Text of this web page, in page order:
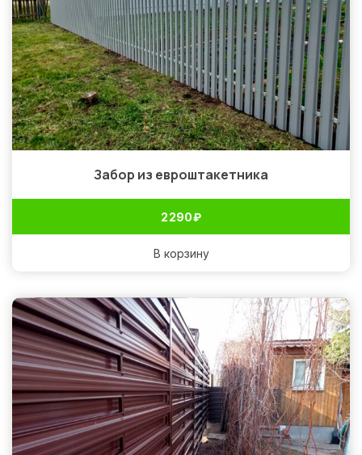
Забор из евроштакетника
2 290₽
В корзину